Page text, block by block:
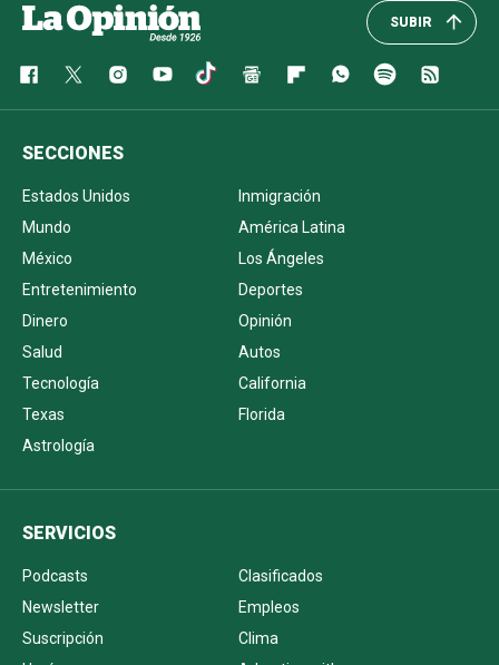
SUBIR
SECCIONES
Estados Unidos
Inmigración
Mundo
América Latina
México
Los Ángeles
Entretenimiento
Deportes
Dinero
Opinión
Salud
Autos
Tecnología
California
Texas
Florida
Astrología
SERVICIOS
Podcasts
Clasificados
Newsletter
Empleos
Suscripción
Clima